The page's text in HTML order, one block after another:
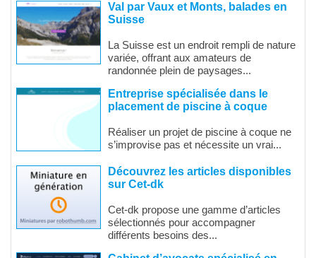
Val par Vaux et Monts, balades en
Suisse
La Suisse est un endroit rempli de nature
variée, offrant aux amateurs de
randonnée plein de paysages...
Entreprise spécialisée dans le
placement de piscine à coque
Réaliser un projet de piscine à coque ne
s’improvise pas et nécessite un vrai...
Découvrez les articles disponibles
sur Cet-dk
Cet-dk propose une gamme d’articles
sélectionnés pour accompagner
différents besoins des...